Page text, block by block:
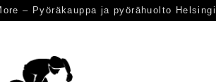
– Pyöräkauppa ja pyörähuolto